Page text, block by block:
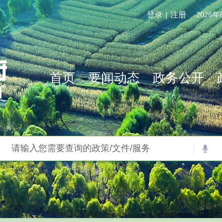
登录｜注册 2026
首页 要闻动态 政务公开